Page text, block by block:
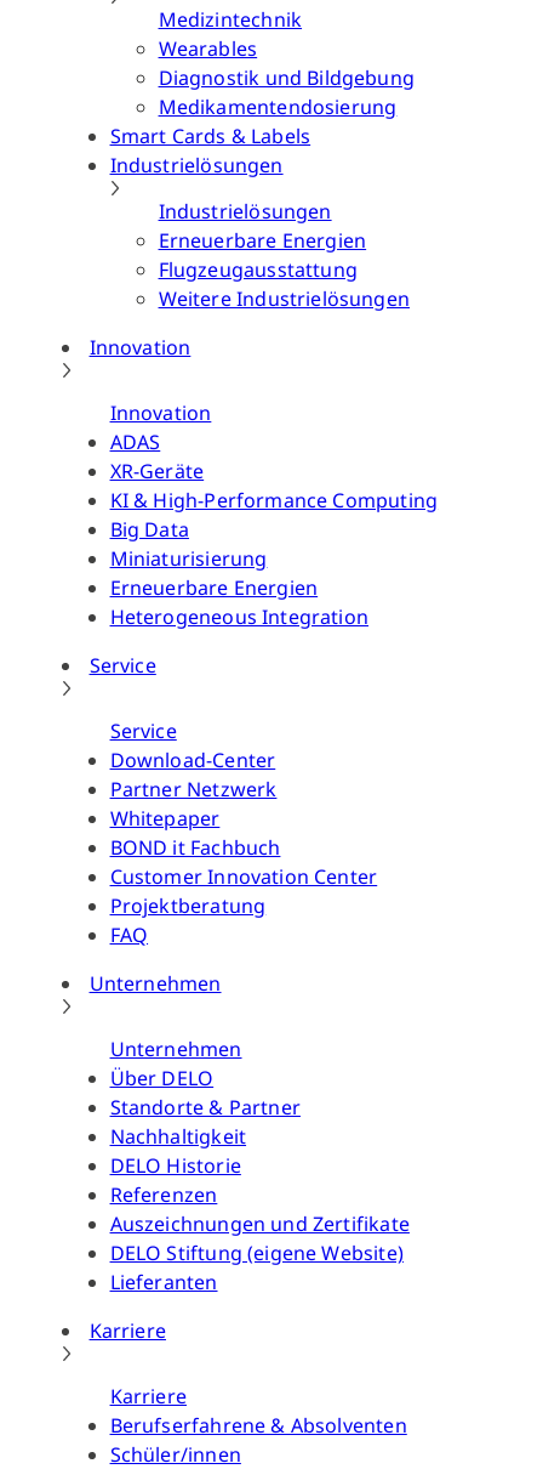
Medizintechnik
Wearables
Diagnostik und Bildgebung
Medikamentendosierung
Smart Cards & Labels
Industrielösungen
Industrielösungen
Erneuerbare Energien
Flugzeugausstattung
Weitere Industrielösungen
Innovation
Innovation
ADAS
XR-Geräte
KI & High-Performance Computing
Big Data
Miniaturisierung
Erneuerbare Energien
Heterogeneous Integration
Service
Service
Download-Center
Partner Netzwerk
Whitepaper
BOND it Fachbuch
Customer Innovation Center
Projektberatung
FAQ
Unternehmen
Unternehmen
Über DELO
Standorte & Partner
Nachhaltigkeit
DELO Historie
Referenzen
Auszeichnungen und Zertifikate
DELO Stiftung (eigene Website)
Lieferanten
Karriere
Karriere
Berufserfahrene & Absolventen
Schüler/innen